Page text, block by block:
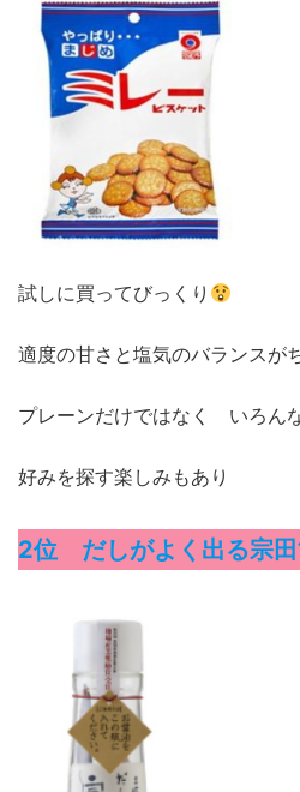
試しに買ってびっくり
適度の甘さと塩気のバランスが
プレーンだけではなく いろん
好みを探す楽しみもあり
2位 だしがよく出る宗